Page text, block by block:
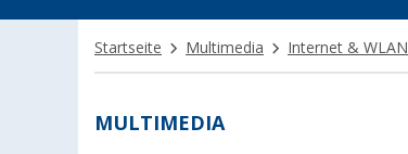
Startseite Multimedia Internet & WLAN
MULTIMEDIA